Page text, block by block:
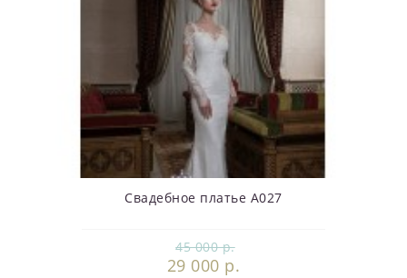
Свадебное платье А027
45 000 р.
29 000 р.